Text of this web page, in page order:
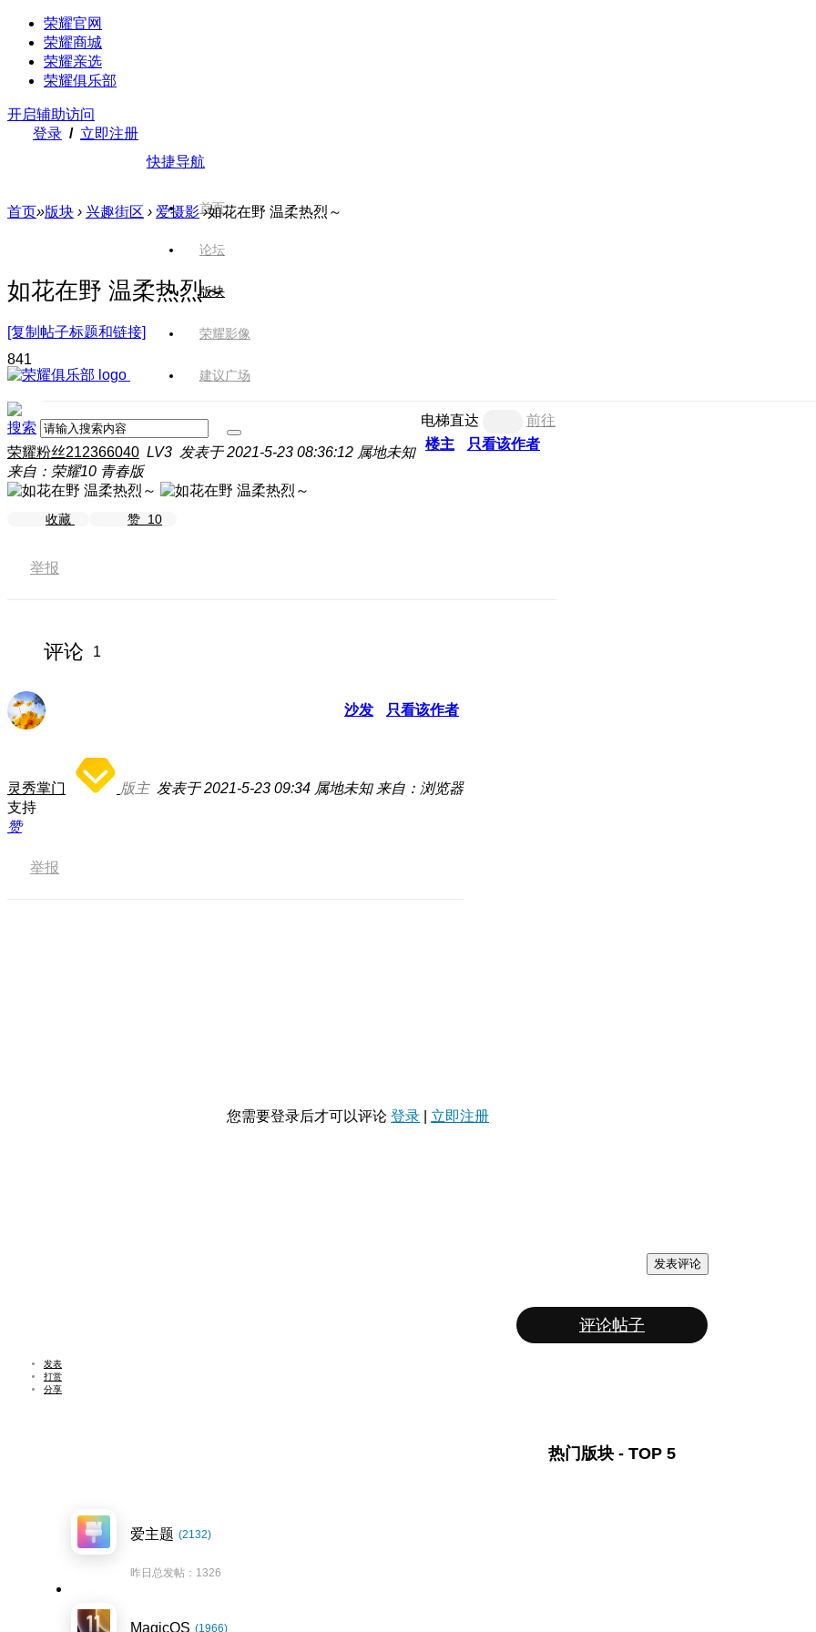
荣耀官网
荣耀商城
荣耀亲选
荣耀俱乐部
开启辅助访问
登录 / 立即注册
快捷导航
首页
论坛
版块
荣耀影像
建议广场
搜索
首页»版块 › 兴趣街区 › 爱摄影 ›如花在野 温柔热烈～
如花在野 温柔热烈～
[复制帖子标题和链接]
841
电梯直达
前往
楼主
只看该作者
荣耀粉丝212366040 LV3 发表于 2021-5-23 08:36:12 属地未知
来自：荣耀10 青春版
收藏 赞 10
举报
评论 1
沙发 只看该作者
灵秀掌门 版主 发表于 2021-5-23 09:34 属地未知 来自：浏览器
支持
赞
举报
您需要登录后才可以评论 登录 立即注册
发表评论
评论帖子
发表
打赏
分享
热门版块 - TOP 5
爱主题 (2132)
昨日总发帖：1326
MagicOS (1966)